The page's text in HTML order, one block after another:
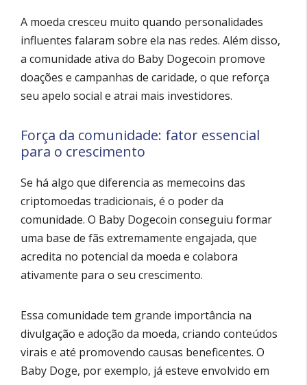
A moeda cresceu muito quando personalidades
influentes falaram sobre ela nas redes. Além disso,
a comunidade ativa do Baby Dogecoin promove
doações e campanhas de caridade, o que reforça
seu apelo social e atrai mais investidores.
Força da comunidade: fator essencial
para o crescimento
Se há algo que diferencia as memecoins das
criptomoedas tradicionais, é o poder da
comunidade. O Baby Dogecoin conseguiu formar
uma base de fãs extremamente engajada, que
acredita no potencial da moeda e colabora
ativamente para o seu crescimento.
Essa comunidade tem grande importância na
divulgação e adoção da moeda, criando conteúdos
virais e até promovendo causas beneficentes. O
Baby Doge, por exemplo, já esteve envolvido em